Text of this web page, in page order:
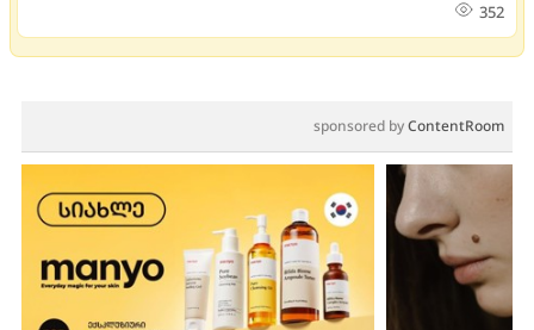
352
sponsored byContentRoom